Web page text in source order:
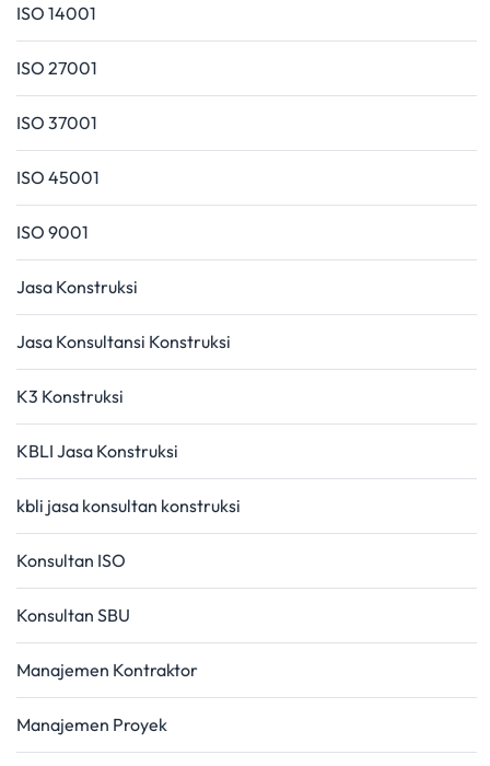
ISO 14001
ISO 27001
ISO 37001
ISO 45001
ISO 9001
Jasa Konstruksi
Jasa Konsultansi Konstruksi
K3 Konstruksi
KBLI Jasa Konstruksi
kbli jasa konsultan konstruksi
Konsultan ISO
Konsultan SBU
Manajemen Kontraktor
Manajemen Proyek